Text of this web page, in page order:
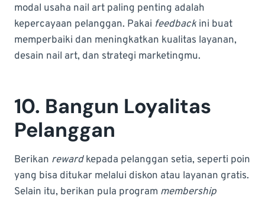
modal usaha nail art paling penting adalah
kepercayaan pelanggan. Pakai feedbackini buat
memperbaiki dan meningkatkan kualitas layanan,
desain nail art, dan strategi marketingmu.
10. Bangun Loyalitas
Pelanggan
Berikan rewardkepada pelanggan setia, seperti poin
yang bisa ditukar melalui diskon atau layanan gratis.
Selain itu, berikan pula program membership